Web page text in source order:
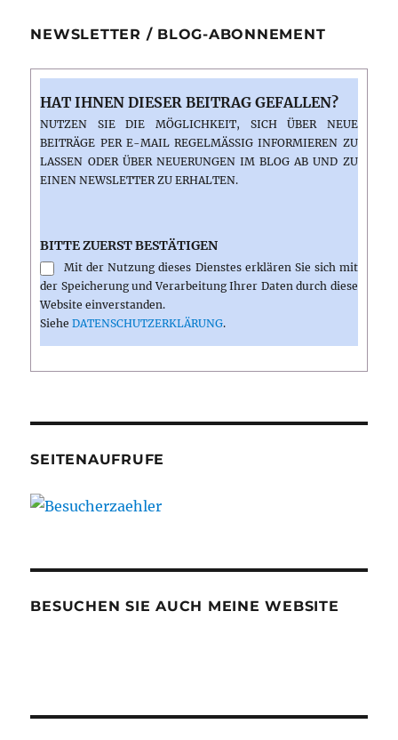
NEWSLETTER / BLOG-ABONNEMENT
HAT IHNEN DIESER BEITRAG GEFALLEN?
NUTZEN SIE DIE MÖGLICHKEIT, SICH ÜBER NEUE
BEITRÄGE PER E-MAIL REGELMÄSSIG INFORMIEREN ZU L
ASSEN ODER ÜBER NEUERUNGEN IM BLOG AB UND ZU E
INEN NEWSLETTER ZU ERHALTEN.
BITTE ZUERST BESTÄTIGEN
Mit der Nutzung dieses Dienstes erklären Sie sich mit
der Speicherung und Verarbeitung Ihrer Daten durch diese
Website einverstanden.
SieheDATENSCHUTZERKLÄRUNG.
SEITENAUFRUFE
BESUCHEN SIE AUCH MEINE WEBSITE